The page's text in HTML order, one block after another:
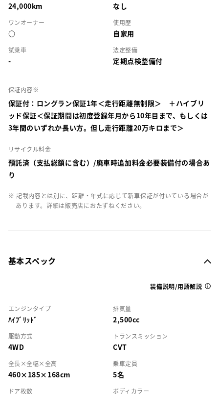
24,000km なし
ワンオーナー
○
使用歴
自家用
試乗車
-
法定整備
定期点検整備付
保証内容※
保証付：ロングラン保証1年＜走行距離無制限＞ ＋ハイブリ
ッド保証＜保証期間は初度登録年月から10年目まで、もしくは
3年間のいずれか長い方。但し走行距離20万キロまで＞
リサイクル料金
預託済（支払総額に含む）/廃車時追加料金必要装備付の場合あ
り
※ 記載内容とは別に、距離・年式に応じて新車保証が付いている場合が
あります。詳細は販売店におたずねください。
基本スペック
装備説明/用語解説
エンジンタイプ
ﾊｲﾌﾞﾘｯﾄﾞ
排気量
2,500cc
駆動方式
4WD
トランスミッション
CVT
全長×全幅×全高
460×185×168cm
乗車定員
5名
ドア枚数 ボディカラー